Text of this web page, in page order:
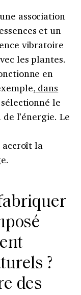
association
et un
vibratoire
les plantes.
en
dans
le
l’énergie. Le
la
?
des